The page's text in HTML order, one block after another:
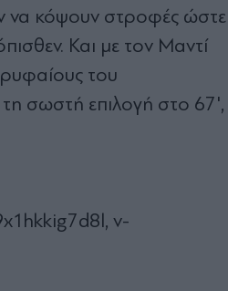
να κόψουν στροφές ώστε
Και με τον Μαντί
του
τη σωστή επιλογή στο 67',
v-